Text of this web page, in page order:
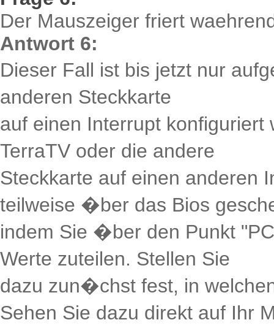
Der Mauszeiger friert
Antwort 6:
Dieser Fall ist bis jetzt nur
anderen Steckkarte
auf einen Interrupt konfiguriert
TerraTV oder die andere
Steckkarte auf einen anderen
teilweise �ber das Bios
indem Sie �ber den Punkt
Werte zuteilen. Stellen Sie
dazu zun�chst fest, in
Sehen Sie dazu direkt auf Ihr